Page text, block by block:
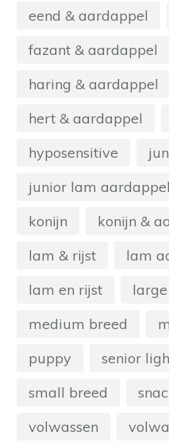
eend & aardappel
fazant & aardappel
haring & aardappel
hert & aardappel
hyposensitive
junior lam aardappel
konijn
konijn &
lam & rijst
lam
lam en rijst
medium breed
puppy
senior
small breed
volwassen